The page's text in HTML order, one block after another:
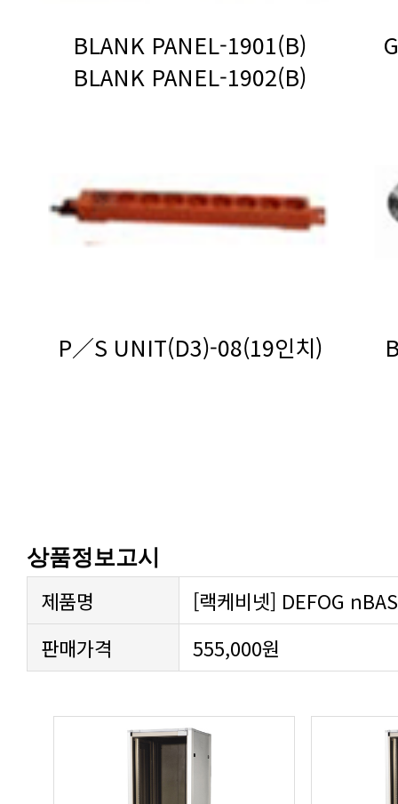
BLANK PANEL-1901(B)
BLANK PANEL-1902(B)
P／S UNIT(D3)-08(19인치)
상품정보고시
제품명
[랙케비넷] DEFOG
판매가격
555,000원